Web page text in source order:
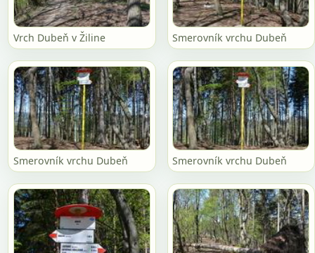
Vrch Dubeň v Žiline Smerovník vrchu Dubeň
Smerovník vrchu Dubeň Smerovník vrchu Dubeň